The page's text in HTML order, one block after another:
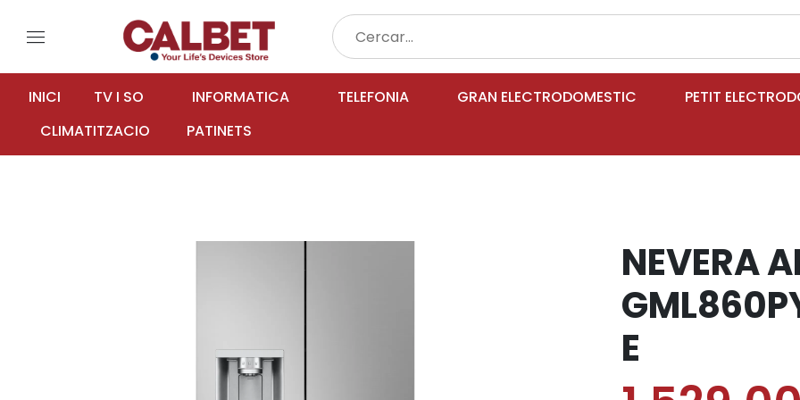
menu
INICI TV I SO INFORMATICA TELEFONIA GRAN ELECTRODOMESTIC PETIT
CLIMATITZACIO
PATINETS
NEVERA
E